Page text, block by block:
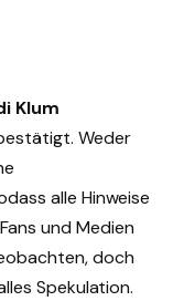
Klum
Weder
alle Hinweise
und Medien
doch
Spekulation.